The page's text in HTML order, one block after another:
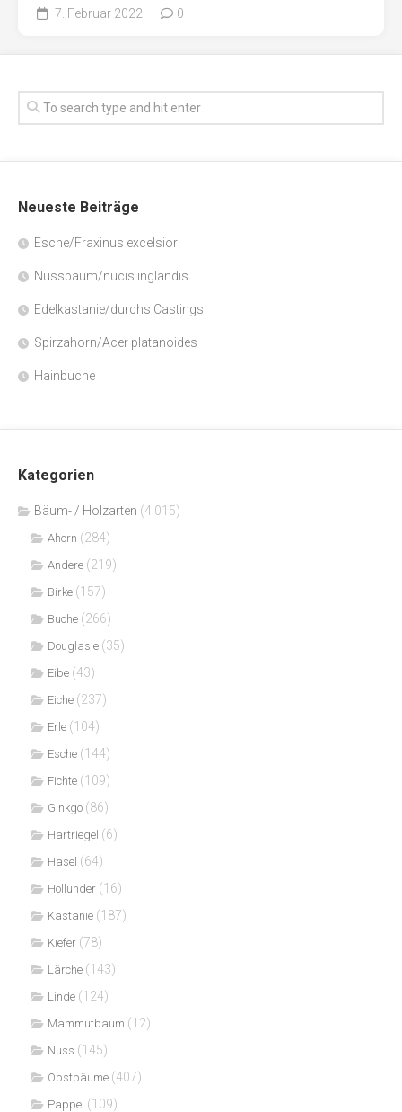
7. Februar 2022 0
Neueste Beiträge
Esche/Fraxinus excelsior
Nussbaum/nucis inglandis
Edelkastanie/durchs Castings
Spirzahorn/Acer platanoides
Hainbuche
Kategorien
Bäum- / Holzarten (4.015)
Ahorn (284)
Andere (219)
Birke (157)
Buche (266)
Douglasie (35)
Eibe (43)
Eiche (237)
Erle (104)
Esche (144)
Fichte (109)
Ginkgo (86)
Hartriegel (6)
Hasel (64)
Hollunder (16)
Kastanie (187)
Kiefer (78)
Lärche (143)
Linde (124)
Mammutbaum (12)
Nuss (145)
Obstbäume (407)
Pappel (109)